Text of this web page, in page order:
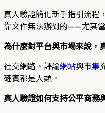
真人驗證簡化新手指引流程
靠文件無法辦到的——尤其當
為什麼對平台與市場來說，
社交網路、評論網站與市集
確實都是人類。
真人驗證如何支持公平商務